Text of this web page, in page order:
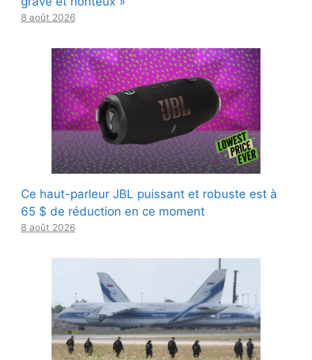
8 août 2026
Ce haut-parleur JBL puissant et robuste est à
65 $ de réduction en ce moment
8 août 2026